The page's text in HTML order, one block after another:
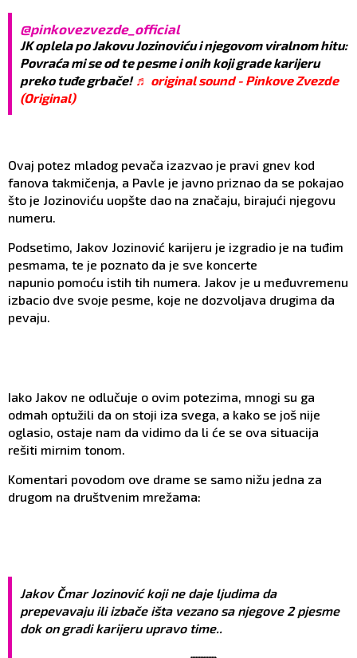
@pinkovezvezde_official
JK oplela po Jakovu Jozinoviću i njegovom viralnom hitu:
Povraća mi se od te pesme i onih koji grade karijeru
preko tuđe grbače! ♬ original sound - Pinkove Zvezde
(Original)
Ovaj potez mladog pevača izazvao je pravi gnev kod
fanova takmičenja, a Pavle je javno priznao da se pokajao
što je Jozinoviću uopšte dao na značaju, birajući njegovu
numeru.
Podsetimo, Jakov Jozinović karijeru je izgradio je na tuđim
pesmama, te je poznato da je sve koncerte
napunio pomoću istih tih numera. Jakov je u međuvremenu
izbacio dve svoje pesme, koje ne dozvoljava drugima da
pevaju.
Iako Jakov ne odlučuje o ovim potezima, mnogi su ga
odmah optužili da on stoji iza svega, a kako se još nije
oglasio, ostaje nam da vidimo da li će se ova situacija
rešiti mirnim tonom.
Komentari povodom ove drame se samo nižu jedna za
drugom na društvenim mrežama:
Jakov Čmar Jozinović koji ne daje ljudima da
prepevavaju ili izbače išta vezano sa njegove 2 pjesme
dok on gradi karijeru upravo time..